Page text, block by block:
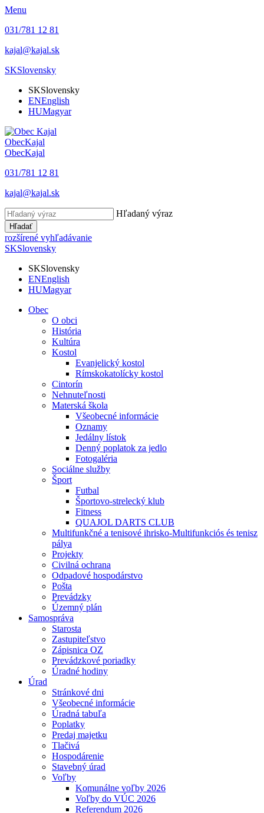
Menu
031/781 12 81
kajal@kajal.sk
SKSlovensky
SKSlovensky
ENEnglish
HUMagyar
ObecKajal
ObecKajal
031/781 12 81
kajal@kajal.sk
Hľadaný výraz
Hľadať
rozšírené vyhľadávanie
SKSlovensky
SKSlovensky
ENEnglish
HUMagyar
Obec
O obci
História
Kultúra
Kostol
Evanjelický kostol
Rímskokatolícky kostol
Cintorín
Nehnuteľnosti
Materská škola
Všeobecné informácie
Oznamy
Jedálny lístok
Denný poplatok za jedlo
Fotogaléria
Sociálne služby
Šport
Futbal
Športovo-strelecký klub
Fitness
QUAJOL DARTS CLUB
Multifunkčné a tenisové ihrisko-Multifunkciós és tenisz
pálya
Projekty
Civilná ochrana
Odpadové hospodárstvo
Pošta
Prevádzky
Územný plán
Samospráva
Starosta
Zastupiteľstvo
Zápisnica OZ
Prevádzkové poriadky
Úradné hodiny
Úrad
Stránkové dni
Všeobecné informácie
Úradná tabuľa
Poplatky
Predaj majetku
Tlačivá
Hospodárenie
Stavebný úrad
Voľby
Komunálne voľby 2026
Voľby do VÚC 2026
Referendum 2026